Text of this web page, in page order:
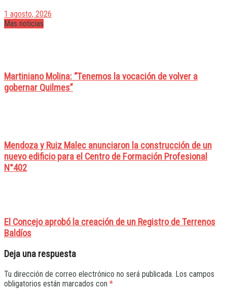
1 agosto, 2026
Mas noticias
Martiniano Molina: “Tenemos la vocación de volver a
gobernar Quilmes”
Mendoza y Ruiz Malec anunciaron la construcción de un
nuevo edificio para el Centro de Formación Profesional
N°402
El Concejo aprobó la creación de un Registro de Terrenos
Baldíos
Deja una respuesta
Tu dirección de correo electrónico no será publicada. Los campos
obligatorios están marcados con *